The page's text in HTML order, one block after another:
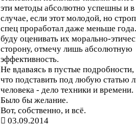
эти методы абсолютно успешны и
случае, если этот молодой, но
спец проработал даже меньше
буду оценивать их морально-
сторону, отмечу лишь абсолютную
эффективность.
Не вдаваясь в пустые подробности,
что подставить под любую статью
человека - дело техники и времени.
Было бы желание.
Вот, собственно, и всё.
03.09.2014